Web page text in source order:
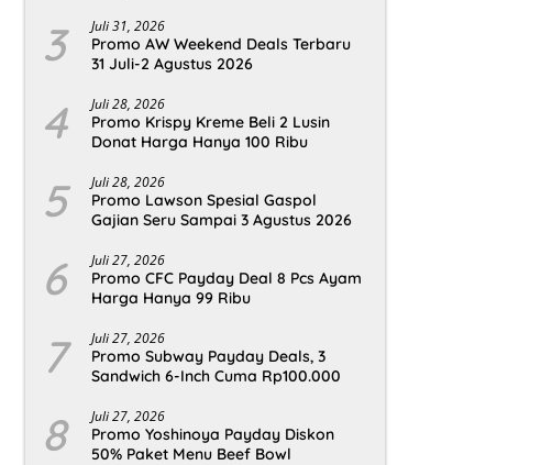
3 Juli 31, 2026
Promo AW Weekend Deals Terbaru
31 Juli-2 Agustus 2026
4 Juli 28, 2026
Promo Krispy Kreme Beli 2 Lusin
Donat Harga Hanya 100 Ribu
5 Juli 28, 2026
Promo Lawson Spesial Gaspol
Gajian Seru Sampai 3 Agustus 2026
6 Juli 27, 2026
Promo CFC Payday Deal 8 Pcs Ayam
Harga Hanya 99 Ribu
7 Juli 27, 2026
Promo Subway Payday Deals, 3
Sandwich 6-Inch Cuma Rp100.000
8 Juli 27, 2026
Promo Yoshinoya Payday Diskon
50% Paket Menu Beef Bowl